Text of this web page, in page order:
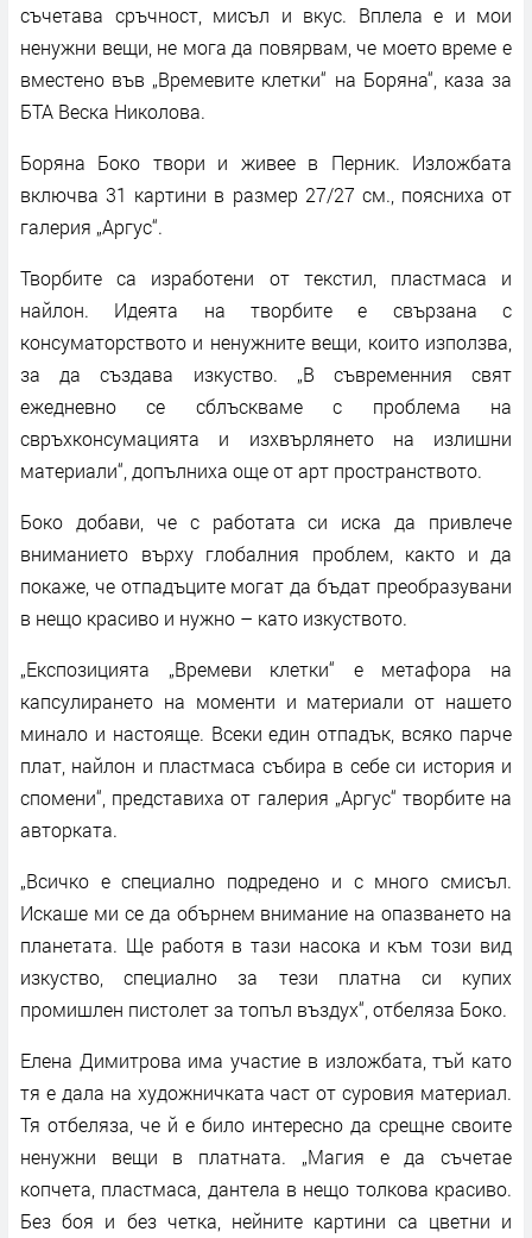
съчетава сръчност, мисъл и вкус. Вплела е и мои
ненужни вещи, не мога да повярвам, че моето време е
вместено във „Времевите клетки“ на Боряна“, каза за
БТА Веска Николова.
Боряна Боко твори и живее в Перник. Изложбата
включва 31 картини в размер 27/27 см., поясниха от
галерия „Аргус“.
Творбите са изработени от текстил, пластмаса и
найлон. Идеята на творбите е свързана с
консуматорството и ненужните вещи, които използва,
за да създава изкуство. „В съвременния свят
ежедневно се сблъскваме с проблема на
свръхконсумацията и изхвърлянето на излишни
материали“, допълниха още от арт пространството.
Боко добави, че с работата си иска да привлече
вниманието върху глобалния проблем, както и да
покаже, че отпадъците могат да бъдат преобразувани
в нещо красиво и нужно – като изкуството.
„Експозицията „Времеви клетки“ е метафора на
капсулирането на моменти и материали от нашето
минало и настояще. Всеки един отпадък, всяко парче
плат, найлон и пластмаса събира в себе си история и
спомени“, представиха от галерия „Аргус“ творбите на
авторката.
„Всичко е специално подредено и с много смисъл.
Искаше ми се да обърнем внимание на опазването на
планетата. Ще работя в тази насока и към този вид
изкуство, специално за тези платна си купих
промишлен пистолет за топъл въздух“, отбеляза Боко.
Елена Димитрова има участие в изложбата, тъй като
тя е дала на художничката част от суровия материал.
Тя отбеляза, че й е било интересно да срещне своите
ненужни вещи в платната. „Магия е да съчетае
копчета, пластмаса, дантела в нещо толкова красиво.
Без боя и без четка, нейните картини са цветни и